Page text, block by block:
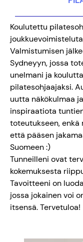
Koulutettu
Valmistumisen
Sydneyyn, jossa
unelmani ja
pilatesohjaajaksi.
uutta näkökulmaa
inspiraatiota
toteutukseen,
että pääsen
Suomeen :)
Tunneilleni ovat
kokemuksesta
Tavoitteeni on
jossa jokainen voi
itsensä. Tervetuloa!